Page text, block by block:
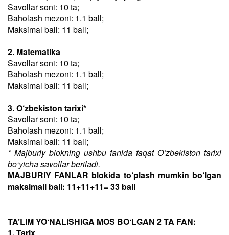
Savollar soni: 10 ta;
Baholash mezoni: 1.1 ball;
Maksimal ball: 11 ball;
2. Matematika
Savollar soni: 10 ta;
Baholash mezoni: 1.1 ball;
Maksimal ball: 11 ball;
3. O‘zbekiston tarixi*
Savollar soni: 10 ta;
Baholash mezoni: 1.1 ball;
Maksimal ball: 11 ball;
* Majburiy blokning ushbu fanida faqat O‘zbekiston tarixi
bo‘yicha savollar beriladi.
MAJBURIY FANLAR blokida to‘plash mumkin bo‘lgan
maksimall ball: 11+11+11= 33 ball
TA’LIM YO‘NALISHIGA MOS BO‘LGAN 2 TA FAN: